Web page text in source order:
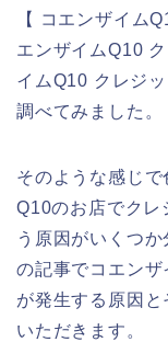
【 コエンザイム
エンザイムQ10
イムQ10 クレジ
調べてみました。
そのような感じ
Q10のお店でクレ
う原因がいくつ
の記事でコエン
が発生する原因
いただきます。